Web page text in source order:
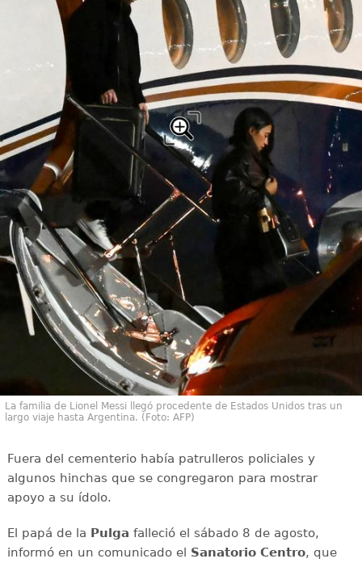
La familia de Lionel Messi llegó procedente de Estados Unidos tras un
largo viaje hasta Argentina. (Foto: AFP)
Fuera del cementerio había patrulleros policiales y
algunos hinchas que se congregaron para mostrar
apoyo a su ídolo.
El papá de la Pulga falleció el sábado 8 de agosto,
informó en un comunicado el Sanatorio Centro, que